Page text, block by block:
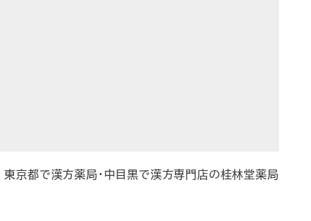
東京都で漢方薬局・中目黒で漢方専門店の桂林堂薬局